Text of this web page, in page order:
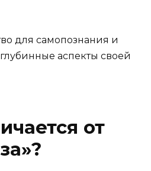
для самопознания и
аспекты своей
от